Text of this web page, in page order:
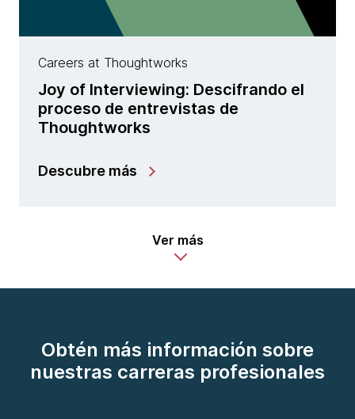
Careers at Thoughtworks
Joy of Interviewing: Descifrando el
proceso de entrevistas de
Thoughtworks
Descubre más
Ver más
Obtén más información sobre
nuestras carreras profesionales